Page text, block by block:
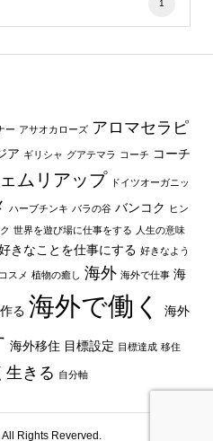
1
ー アサオカローズ アロマセラピ
ア ギリシャ グアテマラ コーチ コーチ
ムリアップ ドイツオーガニッ
ハーブチンキ バラの谷 バンコク
ヒン
世界を遊び場に仕事をする
人生の意味
きなことを仕事にする 好きなよう
スメ 植物の癒し 海外 海外で仕事 海
る 海外で働く 海外
海外移住 目標設定 目標達成 移住
生きる 自分軸
Rights Reverved.